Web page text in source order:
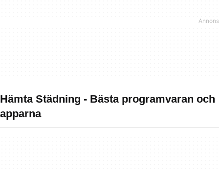
Hämta Städning - Bästa programvaran och
apparna